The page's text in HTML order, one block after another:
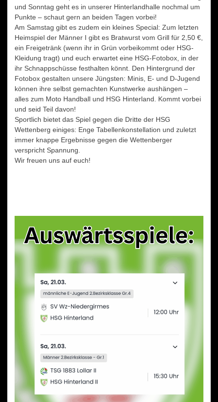
und Sonntag geht es in unserer Hinterlandhalle nochmal um
Punkte – schaut gern an beiden Tagen vorbei!
Am Samstag gibt es zudem ein kleines Special: Zum letzten
Heimspiel der Männer I gibt es Bratwurst vom Grill für 2,50 €,
ein Freigetränk (wenn ihr in Grün vorbeikommt oder HSG-
Kleidung tragt) und euch erwartet eine HSG-Fotobox, in der
ihr Schnappschüsse festhalten könnt. Den Hintergrund der
Fotobox gestalten unsere Jüngsten: Minis, E- und D-Jugend
können ihre selbst gemachten Kunstwerke aushängen –
alles zum Moto Handball und HSG Hinterland. Kommt vorbei
und seid Teil davon!
Sportlich bietet das Spiel gegen die Dritte der HSG
Wettenberg einiges: Enge Tabellenkonstellation und zuletzt
immer knappe Ergebnisse gegen die Wettenberger
verspricht Spannung.
Wir freuen uns auf euch!